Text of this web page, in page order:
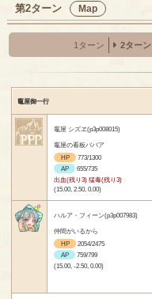
第2ターン Map
1ターン 2ターン
竈屋御一行
竈屋 シズヱ(p3p008015)
竈屋の看板ババア
HP
773/1300
AP
655/735
出血(残り3) 猛毒(残り3)
(15.00, 2.50, 0.00)
ハルア・フィーン(p3p007983)
仲間がいるから
HP
2054/2475
AP
759/799
(15.00, -2.50, 0.00)